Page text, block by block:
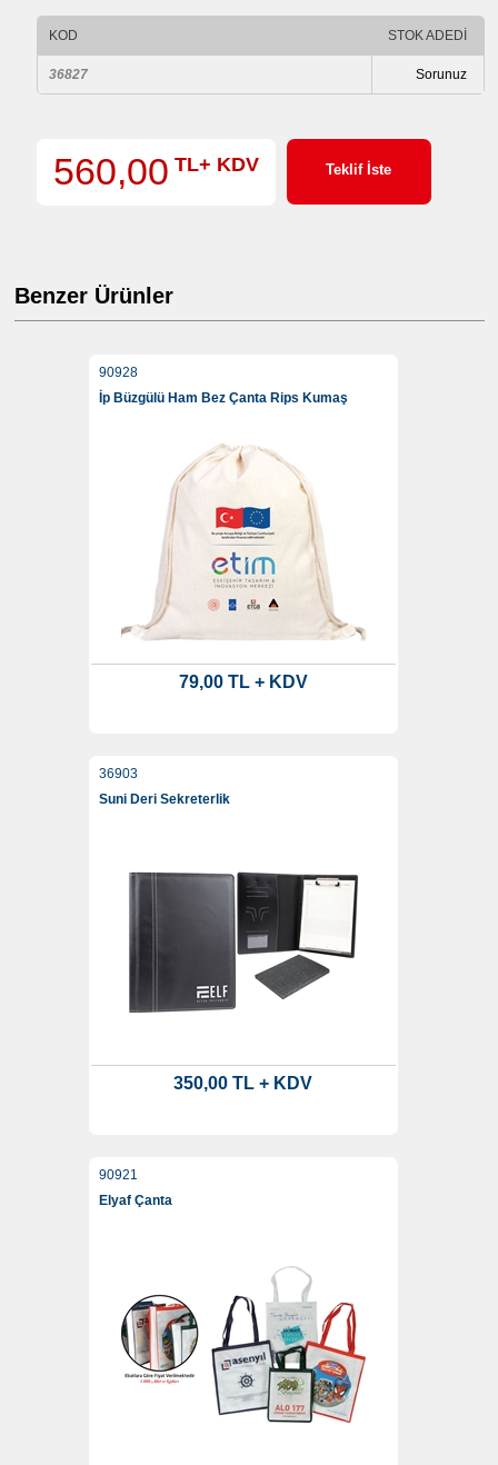
KOD STOK ADEDİ
36827 Sorunuz
560,00 TL+ KDV Teklif İste
Benzer Ürünler
90928
İp Büzgülü Ham Bez Çanta Rips Kumaş
79,00 TL + KDV
36903
Suni Deri Sekreterlik
350,00 TL + KDV
90921
Elyaf Çanta